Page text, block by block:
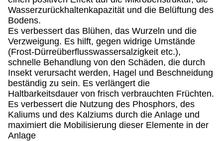
Wasserzurückhaltenkapazität und die Belüftung des
Bodens.
Es verbessert das Blühen, das Wurzeln und die
Verzweigung. Es hilft, gegen widrige Umstände
(Frost-Dürreüberflusswassersalzigkeit etc.),
schnelle Behandlung von den Schäden, die durch
Insekt verursacht werden, Hagel und Beschneidung
beständig zu sein. Es verlängert die
Haltbarkeitsdauer von frisch verbrauchten Früchten.
Es verbessert die Nutzung des Phosphors, des
Kaliums und des Kalziums durch die Anlage und
maximiert die Mobilisierung dieser Elemente in der
Anlage